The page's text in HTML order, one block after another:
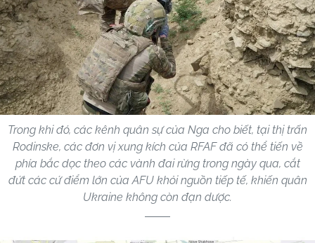
Trong khi đó, các kênh quân sự của Nga cho biết, tại thị trấn
Rodinske, các đơn vị xung kích của RFAF đã có thể tiến về
phía bắc dọc theo các vành đai rừng trong ngày qua, cắt
đứt các cứ điểm lớn của AFU khỏi nguồn tiếp tế, khiến quân
Ukraine không còn đạn dược.